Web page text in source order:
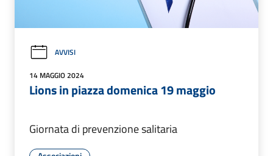
AVVISI
14 MAGGIO 2024
Lions in piazza domenica 19 maggio
Giornata di prevenzione salitaria